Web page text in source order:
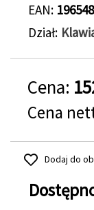
EAN
Dział
Cena:
Cena
Dodaj do